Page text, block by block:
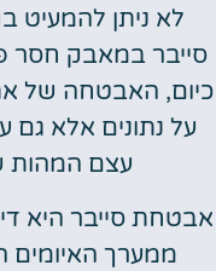
לא ניתן
סייבר במאבק חסר
כיום, האבטחה של
על נתונים אלא גם
עצם המהות
אבטחת סייבר היא
ממערך האיומים